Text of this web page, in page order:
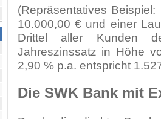
(Repräsentatives
10.000,00 € und einer
Drittel aller Kunden
Jahreszinssatz in Höhe
2,90 % p.a. entspricht
Die SWK Bank mit